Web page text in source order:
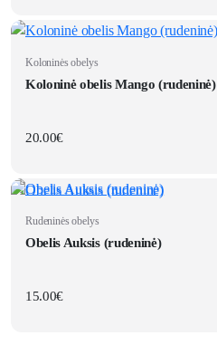
Koloninės obelys
Koloninė obelis Mango (rudeninė)
20.00€
Rudeninės obelys
Obelis Auksis (rudeninė)
15.00€